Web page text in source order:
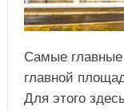
Самые главные
главной
Для этого